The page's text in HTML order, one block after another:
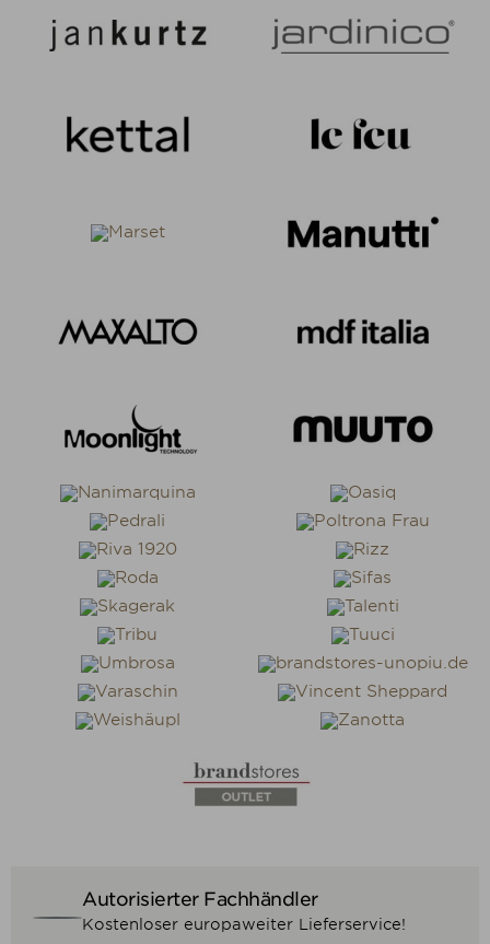
Autorisierter Fachhändler
Kostenloser europaweiter Lieferservice!